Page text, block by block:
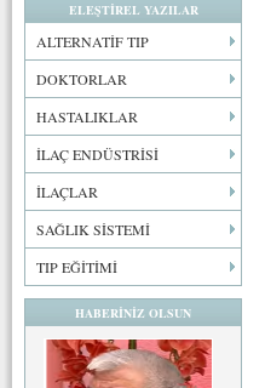
ELEŞTİREL YAZILAR
ALTERNATİF TIP
DOKTORLAR
HASTALIKLAR
İLAÇ ENDÜSTRİSİ
İLAÇLAR
SAĞLIK SİSTEMİ
TIP EĞİTİMİ
HABERİNİZ OLSUN